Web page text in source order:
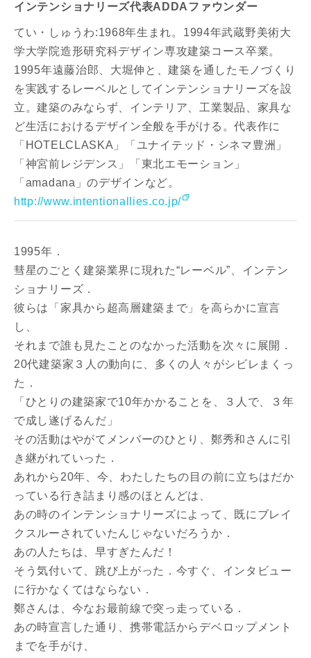
インテンショナリーズ代表ADDAファウンダー
てい・しゅうわ:1968年生まれ。1994年武蔵野美術大
学大学院造形研究科デザイン専攻建築コース卒業。
1995年遠藤治郎、大堀伸と、建築を通したモノづくり
を実践するレーベルとしてインテンショナリーズを設
立。建築のみならず、インテリア、工業製品、家具な
ど生活におけるデザイン全般を手がける。代表作に
「HOTELCLASKA」「ユナイテッド・シネマ豊洲」
「神宮前レジデンス」「東北エモーション」
「amadana」のデザインなど。
http://www.intentionallies.co.jp/
1995年．
彗星のごとく建築業界に現れた“レーベル”、インテン
ショナリーズ．
彼らは「家具から超高層建築まで」を高らかに宣言
し、
それまで誰も見たことのなかった活動を次々に展開．
20代建築家３人の動向に、多くの人々がシビレまくっ
た．
「ひとりの建築家で10年かかることを、３人で、３年
で成し遂げるんだ」
その活動はやがてメンバーのひとり、鄭秀和さんに引
き継がれていった．
あれから20年、今、わたしたちの目の前に立ちはだか
っている行き詰まり感のほとんどは、
あの時のインテンショナリーズによって、既にブレイ
クスルーされていたんじゃないだろうか．
あの人たちは、早すぎたんだ！
そう気付いて、跳び上がった．今すぐ、インタビュー
に行かなくてはならない．
鄭さんは、今なお最前線で突っ走っている．
あの時宣言した通り、携帯電話からデベロップメント
までを手がけ、